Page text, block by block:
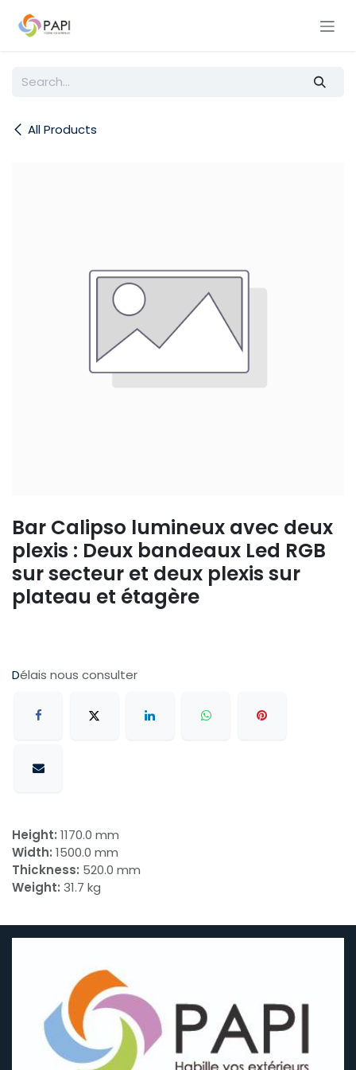
All Products
Bar Calipso lumineux avec deux
plexis : Deux bandeaux Led RGB
sur secteur et deux plexis sur
plateau et étagère
Délais nous consulter
Height: 1170.0 mm
Width: 1500.0 mm
Thickness: 520.0 mm
Weight: 31.7 kg